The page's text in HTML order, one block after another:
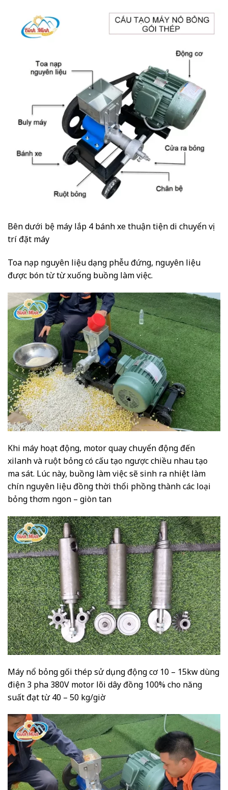
Bên dưới bệ máy lắp 4 bánh xe thuận tiện di chuyển vị
trí đặt máy
Toa nạp nguyên liệu dạng phễu đứng, nguyên liệu
được bón từ từ xuống buồng làm việc.
Khi máy hoạt động, motor quay chuyển động đến
xilanh và ruột bỏng có cấu tạo ngược chiều nhau tạo
ma sát. Lúc này, buồng làm việc sẽ sinh ra nhiệt làm
chín nguyên liệu đồng thời thổi phồng thành các loại
bỏng thơm ngon – giòn tan
Máy nổ bỏng gối thép sử dụng động cơ 10 – 15kw dùng
điện 3 pha 380V motor lõi dây đồng 100% cho năng
suất đạt từ 40 – 50 kg/giờ